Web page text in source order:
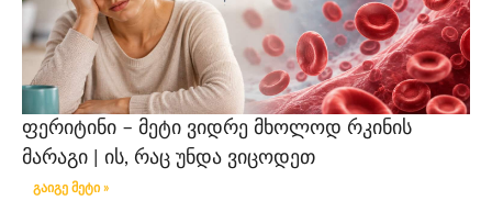
ფერიტინი – მეტი ვიდრე მხოლოდ რკინის
მარაგი | ის, რაც უნდა ვიცოდეთ
გაიგე მეტი »